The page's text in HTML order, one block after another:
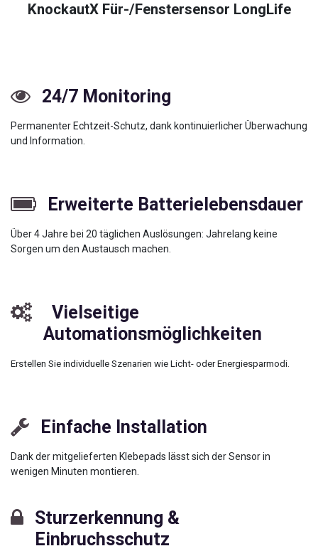
KnockautX Für-/Fenstersensor LongLife
24/7 Monitoring
Permanenter Echtzeit-Schutz, dank kontinuierlicher Überwachung
und Information.
Erweiterte Batterielebensdauer
Über 4 Jahre bei 20 täglichen Auslösungen: Jahrelang keine
Sorgen um den Austausch machen.
Vielseitige
Automationsmöglichkeiten
Erstellen Sie individuelle Szenarien wie Licht- oder Energiesparmodi. ​
Einfache Installation
Dank der mitgelieferten Klebepads lässt sich der Sensor in
wenigen Minuten montieren.
Sturzerkennung &
Einbruchsschutz